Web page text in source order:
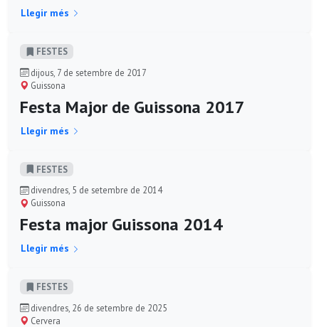
Llegir més
FESTES
dijous, 7 de setembre de 2017
Guissona
Festa Major de Guissona 2017
Llegir més
FESTES
divendres, 5 de setembre de 2014
Guissona
Festa major Guissona 2014
Llegir més
FESTES
divendres, 26 de setembre de 2025
Cervera